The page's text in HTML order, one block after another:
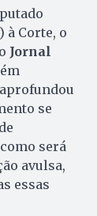
à Corte, o
Jornal
se
será
avulsa,
essas